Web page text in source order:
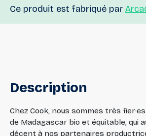
Ce produit est fabriqué par
Description
Chez Cook, nous sommes très
de Madagascar bio et équitable, qui
décent à nos partenaires